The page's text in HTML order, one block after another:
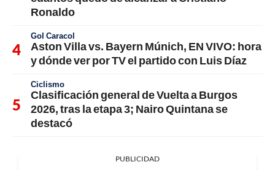
Ronaldo
Gol Caracol
Aston Villa vs. Bayern Múnich, EN VIVO: hora
y dónde ver por TV el partido con Luis Díaz
Ciclismo
Clasificación general de Vuelta a Burgos
2026, tras la etapa 3; Nairo Quintana se
destacó
PUBLICIDAD